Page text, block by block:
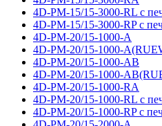
4D-PM-15/15-3000-RL с
4D-PM-15/15-3000-RP с
4D-PM-20/15-1000-A
4D-PM-20/15-1000-
4D-PM-20/15-1000-AB
4D-PM-20/15-1000-
4D-PM-20/15-1000-RA
4D-PM-20/15-1000-RL с
4D-PM-20/15-1000-RP с